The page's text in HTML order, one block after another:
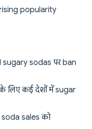
popularity
sodas पर ban
लिए कई देशों में sugar
sales को